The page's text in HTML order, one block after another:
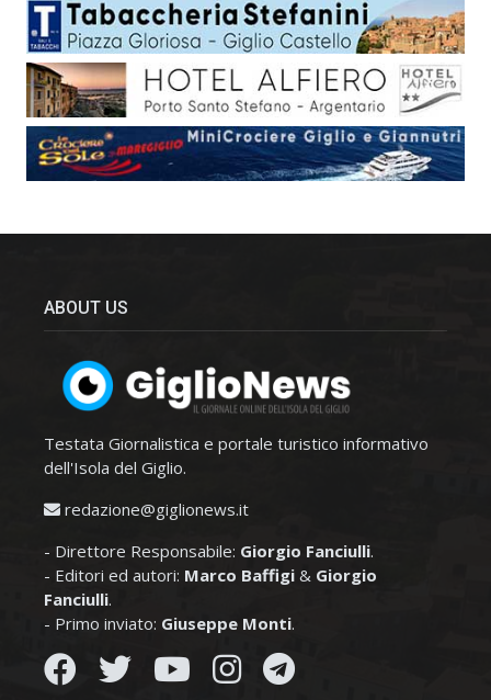
ABOUT US
Testata Giornalistica e portale turistico informativo
dell'Isola del Giglio.
redazione@giglionews.it
- Direttore Responsabile: Giorgio Fanciulli.
- Editori ed autori: Marco Baffigi & Giorgio
Fanciulli.
- Primo inviato: Giuseppe Monti.